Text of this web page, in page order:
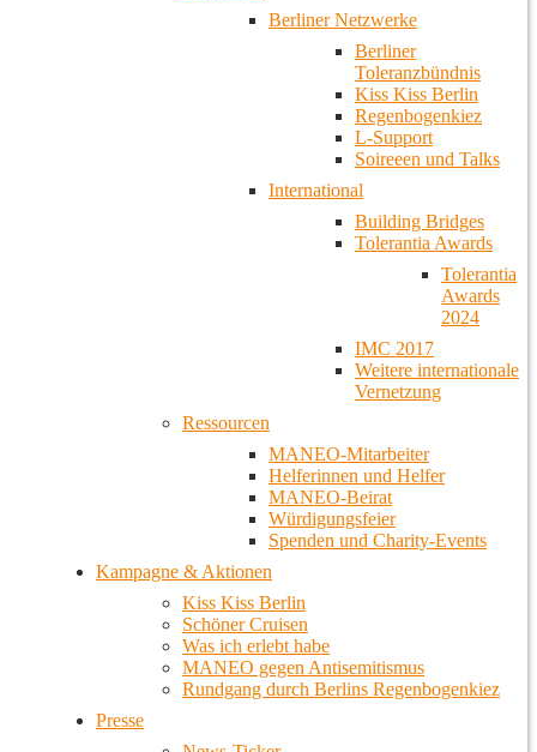
Berliner Netzwerke
Berliner
Toleranzbündnis
Kiss Kiss Berlin
Regenbogenkiez
L-Support
Soireeen und Talks
International
Building Bridges
Tolerantia Awards
Tolerantia
Awards
2024
IMC 2017
Weitere internationale
Vernetzung
Ressourcen
MANEO-Mitarbeiter
Helferinnen und Helfer
MANEO-Beirat
Würdigungsfeier
Spenden und Charity-Events
Kampagne & Aktionen
Kiss Kiss Berlin
Schöner Cruisen
Was ich erlebt habe
MANEO gegen Antisemitismus
Rundgang durch Berlins Regenbogenkiez
Presse